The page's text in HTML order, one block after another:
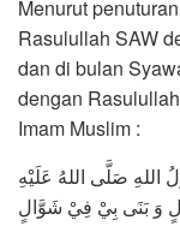
Menurut
Rasulullah SAW
dan di bulan
dengan
Imam Muslim :
صَلَّى اللهُ عَلَيْهِ